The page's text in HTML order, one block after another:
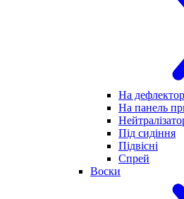
На дефлектор
На панель
Під сидіння
Підвісні
Спрей
Воски